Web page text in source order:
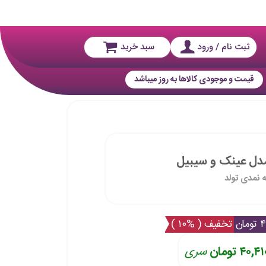
ثبت نام / ورود سبد خرید
قیمت و موجودی کالاها به روز میباشد
عینک و سیبیل
نمدی تولد
تومان سری
تخفیف ( %۱۰ )